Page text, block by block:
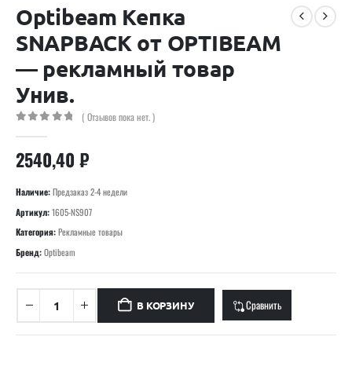
Optibeam Кепка
SNAPBACK от OPTIBEAM
— рекламный товар
Унив.
( Отзывов пока нет. )
2540,40 ₽
Наличие:Предзаказ 2-4 недели
Артикул:1605-NS907
Категория:Рекламные товары
Бренд:Optibeam
В КОРЗИНУ Сравнить